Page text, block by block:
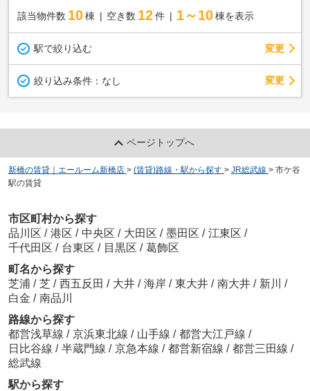
該当物件数 10棟 空き数 12 件 1～10 棟を表示
駅で絞り込む 変更
絞り込み条件： なし 変更
ページトップへ
新橋の賃貸｜エールーム新橋店 > (賃貸)路線・駅から探す > JR総武線 > 市ケ谷
駅の賃貸
市区町村から探す
品川区 / 港区 / 中央区 / 大田区 / 墨田区 / 江東区 /
千代田区 / 台東区 / 目黒区 / 葛飾区
町名から探す
芝浦 / 芝 / 西五反田 / 大井 / 海岸 / 東大井 / 南大井 / 新川 /
白金 / 南品川
路線から探す
都営浅草線 / 京浜東北線 / 山手線 / 都営大江戸線 /
日比谷線 / 半蔵門線 / 京急本線 / 都営新宿線 / 都営三田線 /
総武線
駅から探す